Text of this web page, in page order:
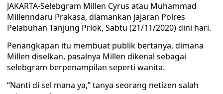
JAKARTA-Selebgram Millen Cyrus atau Muhammad
Millenndaru Prakasa, diamankan jajaran Polres
Pelabuhan Tanjung Priok, Sabtu (21/11/2020) dini hari.
Penangkapan itu membuat publik bertanya, dimana
Millen diselkan, pasalnya Millen dikenal sebagai
selebgram berpenampilan seperti wanita.
“Nanti di sel mana ya,” tanya seorang netizen salah